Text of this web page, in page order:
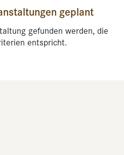
geplant
gefunden werden, die
entspricht.